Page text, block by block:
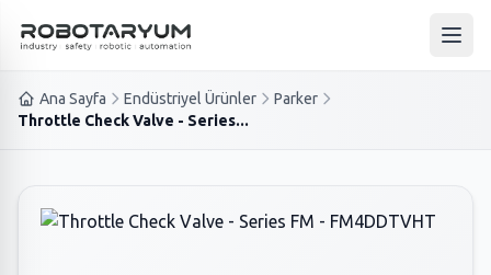
Ana içeriğe geç
Ana
Ana Sayfa Endüstriyel Ürünler
Parker
Throttle Check Valve - Series...